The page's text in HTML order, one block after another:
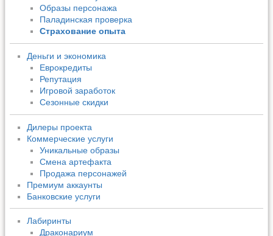
Образы персонажа
Паладинская проверка
Страхование опыта
Деньги и экономика
Еврокредиты
Репутация
Игровой заработок
Сезонные скидки
Дилеры проекта
Коммерческие услуги
Уникальные образы
Смена артефакта
Продажа персонажей
Премиум аккаунты
Банковские услуги
Лабиринты
Драконариум